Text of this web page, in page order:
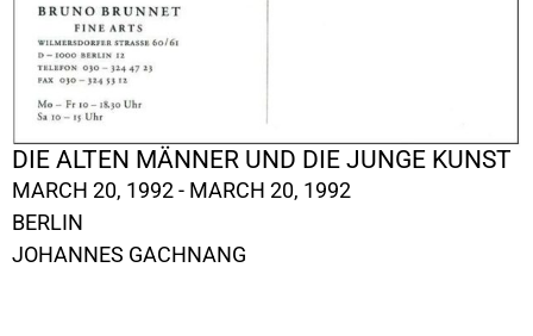
DIE ALTEN MÄNNER UND DIE JUNGE KUNST
MARCH 20, 1992 - MARCH 20, 1992
BERLIN
JOHANNES GACHNANG